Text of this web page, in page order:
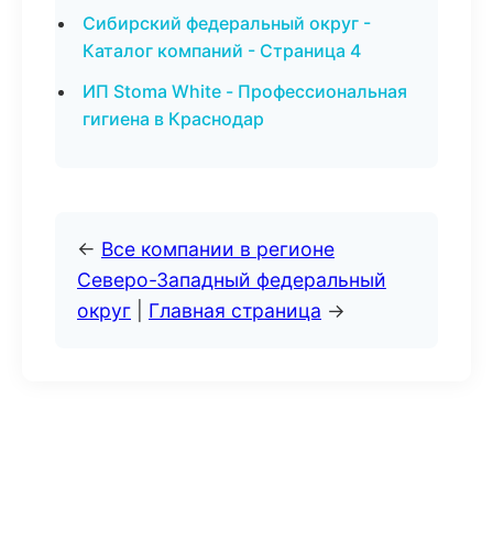
Сибирский федеральный округ -
Каталог компаний - Страница 4
ИП Stoma White - Профессиональная
гигиена в Краснодар
← Все компании в регионе
Северо-Западный федеральный
округ
Главная страница →